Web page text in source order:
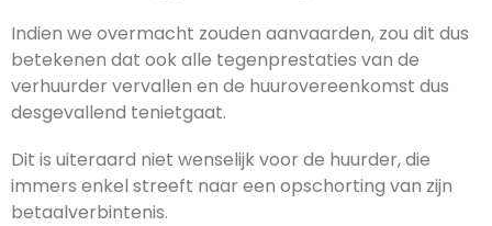
Indien we overmacht zouden aanvaarden, zou dit dus
betekenen dat ook alle tegenprestaties van de
verhuurder vervallen en de huurovereenkomst dus
desgevallend tenietgaat.
Dit is uiteraard niet wenselijk voor de huurder, die
immers enkel streeft naar een opschorting van zijn
betaalverbintenis.